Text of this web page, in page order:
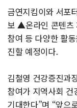
금연지킴이와 서포
보 ▲온라인 콘텐츠
참여 등 다양한 활
진할 예정이다.
김철영 건강증진과
참여가 지역사회
기대한다”며 “앞으